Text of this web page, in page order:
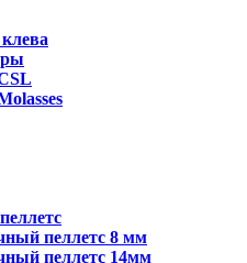
пеллетс 8 мм
пеллетс 14мм